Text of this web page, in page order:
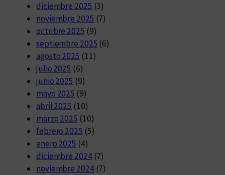
diciembre 2025 (3)
noviembre 2025 (7)
octubre 2025 (9)
septiembre 2025 (6)
agosto 2025 (11)
julio 2025 (6)
junio 2025 (9)
mayo 2025 (9)
abril 2025 (10)
marzo 2025 (10)
febrero 2025 (5)
enero 2025 (4)
diciembre 2024(7)
noviembre 2024(7)